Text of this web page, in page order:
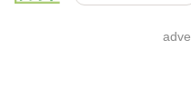
8月開催学